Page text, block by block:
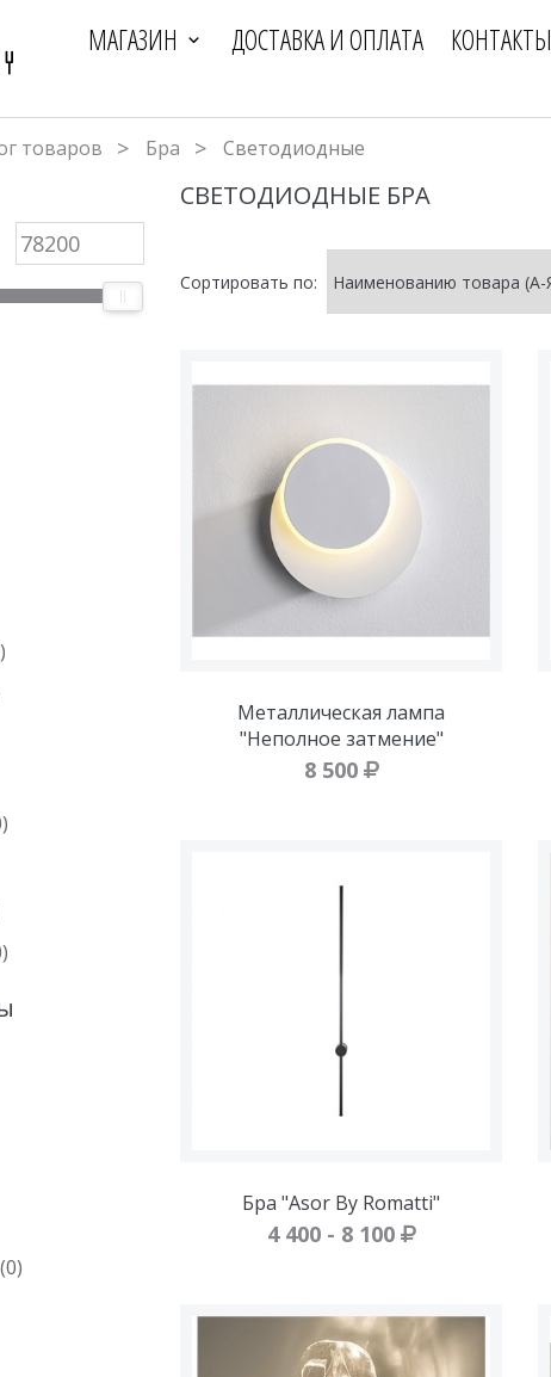
МАГАЗИН ДОСТАВКА И ОПЛАТА КОНТАКТЫ
товаров Бра Светодиодные
(0)
СВЕТОДИОДНЫЕ БРА
Сортировать по:
Металлическая лампа
"Неполное затмение"
8 500
Бра "Asor By Romatti"
4 400 - 8 100